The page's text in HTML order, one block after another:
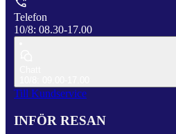
Telefon
10/8: 08.30-17.00
Till Kundservice
INFÖR RESAN